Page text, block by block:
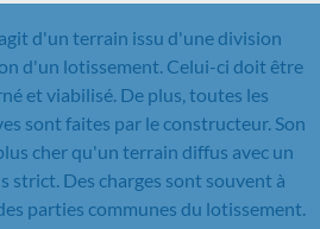
d'un terrain issu d'une division
d'un lotissement. Celui-ci doit être
et viabilisé. De plus, toutes les
sont faites par le constructeur. Son
cher qu'un terrain diffus avec un
strict. Des charges sont souvent à
parties communes du lotissement.